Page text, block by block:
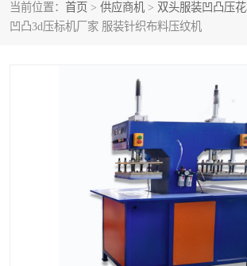
当前位置： 首页 > 供应商机 > 双头服装凹凸压
凹凸3d压标机厂家 服装针织布料压纹机
3040凹凸压花机 双头服
自动超
泡壳包装封口机 海绵产
其他超声波系列